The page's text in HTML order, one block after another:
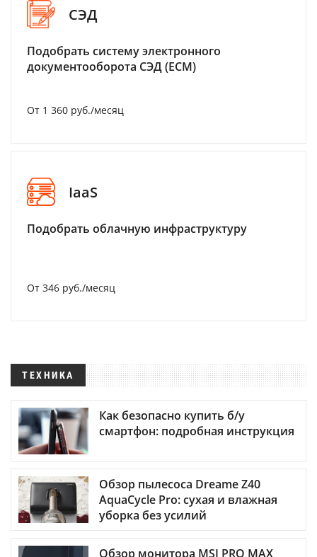
СЭД
Подобрать систему электронного
документооборота СЭД (ECM)
От 1 360 руб./месяц
IaaS
Подобрать облачную инфраструктуру
От 346 руб./месяц
ТЕХНИКА
Как безопасно купить б/у
смартфон: подробная инструкция
Обзор пылесоса Dreame Z40
AquaCycle Pro: сухая и влажная
уборка без усилий
Обзор монитора MSI PRO MAX